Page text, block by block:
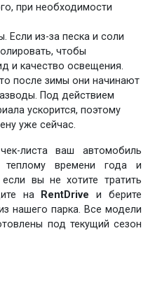
при необходимости
Если из-за песка и соли
чтобы
и качество освещения.
после зимы они начинают
Под действием
ускорится, поэтому
уже сейчас.
листа ваш автомобиль
времени года и
вы не хотите тратить
на
RentDrive и берите
нашего парка. Все модели
под текущий сезон